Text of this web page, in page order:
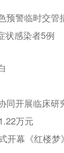
预警临时交管
状感染者5例
同开展临床研
万元
开幕《红楼